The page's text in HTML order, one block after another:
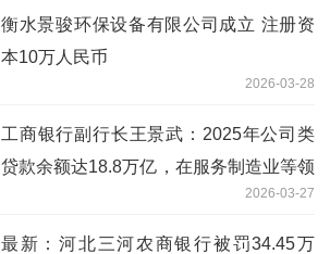
衡水景骏环保设备有限公司成立 注册资
本10万人民币
2026-03-28
工商银行副行长王景武：2025年公司类
贷款余额达18.8万亿，在服务制造业等领
2026-03-27
最新：河北三河农商银行被罚34.45万